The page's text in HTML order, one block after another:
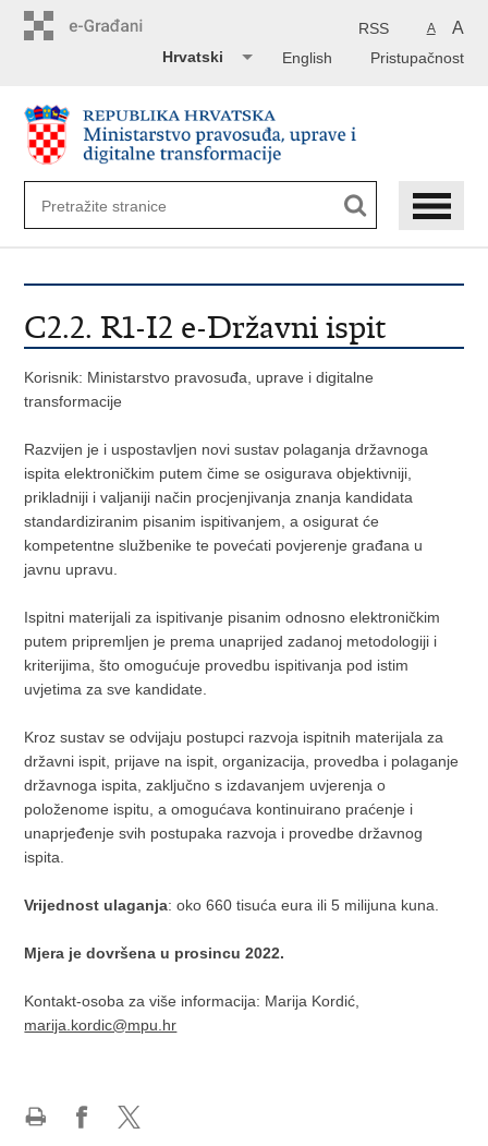
A A
RSS
Pristupačnost
English
Hrvatski
C2.2. R1-I2 e-Državni ispit
Korisnik: Ministarstvo pravosuđa, uprave i digitalne
transformacije
Razvijen je i uspostavljen novi sustav polaganja državnoga
ispita elektroničkim putem čime se osigurava objektivniji,
prikladniji i valjaniji način procjenjivanja znanja kandidata
standardiziranim pisanim ispitivanjem, a osigurat će
kompetentne službenike te povećati povjerenje građana u
javnu upravu.
Ispitni materijali za ispitivanje pisanim odnosno elektroničkim
putem pripremljen je prema unaprijed zadanoj metodologiji i
kriterijima, što omogućuje provedbu ispitivanja pod istim
uvjetima za sve kandidate.
Kroz sustav se odvijaju postupci razvoja ispitnih materijala za
državni ispit, prijave na ispit, organizacija, provedba i polaganje
državnoga ispita, zaključno s izdavanjem uvjerenja o
položenome ispitu, a omogućava kontinuirano praćenje i
unaprjeđenje svih postupaka razvoja i provedbe državnog
ispita.
Vrijednost ulaganja: oko 660 tisuća eura ili 5 milijuna kuna.
Mjera je dovršena u prosincu 2022.
Kontakt-osoba za više informacija: Marija Kordić,
marija.kordic@mpu.hr